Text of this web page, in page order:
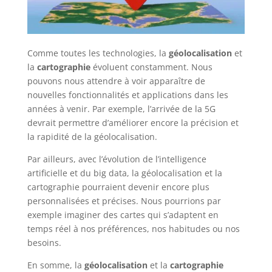
Comme toutes les technologies, la géolocalisationet
la cartographieévoluent constamment. Nous
pouvons nous attendre à voir apparaître de
nouvelles fonctionnalités et applications dans les
années à venir. Par exemple, l’arrivée de la 5G
devrait permettre d’améliorer encore la précision et
la rapidité de la géolocalisation.
Par ailleurs, avec l’évolution de l’intelligence
artificielle et du big data, la géolocalisation et la
cartographie pourraient devenir encore plus
personnalisées et précises. Nous pourrions par
exemple imaginer des cartes qui s’adaptent en
temps réel à nos préférences, nos habitudes ou nos
besoins.
En somme, la géolocalisationet la cartographie